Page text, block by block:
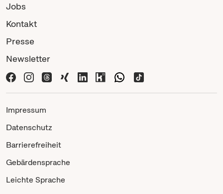
Jobs
Kontakt
Presse
Newsletter
Impressum
Datenschutz
Barrierefreiheit
Gebärdensprache
Leichte Sprache